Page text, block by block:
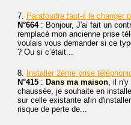
7. Parafoudre faut-il le changer
N°664: Bonjour, J'ai fait un
remplacé mon ancienne prise
voulais vous demander si ce
? Ou si c’était...
8. Installer 2ème prise
N°415 : Dans ma maison, il n'y
chaussée, je souhaite en
sur celle existante afin
risque de perte de...